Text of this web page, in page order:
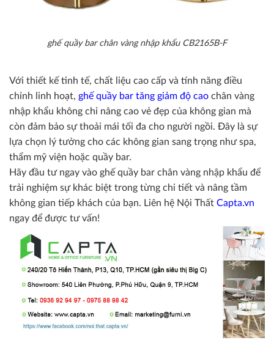
ghế quầy bar chân vàng nhập khẩu CB2165B-F
Với thiết kế tinh tế, chất liệu cao cấp và tính năng điều
chỉnh linh hoạt, ghế quầy bar tăng giảm độ cao chân vàng
nhập khẩu không chỉ nâng cao vẻ đẹp của không gian mà
còn đảm bảo sự thoải mái tối đa cho người ngồi. Đây là sự
lựa chọn lý tưởng cho các không gian sang trọng như spa,
thẩm mỹ viện hoặc quầy bar.
Hãy đầu tư ngay vào ghế quầy bar chân vàng nhập khẩu để
trải nghiệm sự khác biệt trong từng chi tiết và nâng tầm
không gian tiếp khách của bạn. Liên hệ Nội Thất Capta.vn
ngay để được tư vấn!